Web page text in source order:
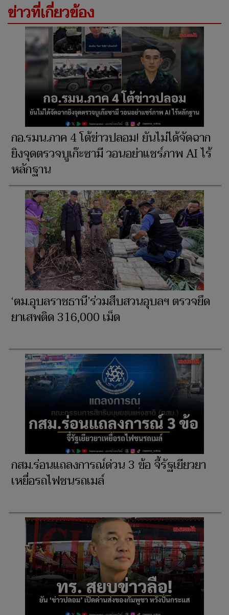
ข่าวที่เกี่ยวข้อง
กอ.รมน.ภาค 4 โต้ข่าวปลอม! ยันไม่ได้จัดฉาก
ยิงจุดตรวจบูเก๊ะซามี วอนอย่าแชร์ภาพ AI ไร้
หลักฐาน
‘ตม.อุบลราชธานี’ร่วมสืบสวนอุบลฯ ตรวจยึด
ยาเสพติด 316,000 เม็ด
กสม.ร่อนแถลงการณ์ด่วน 3 ข้อ จี้รัฐเยียวยา
เหยื่อรถไฟชนรถเมล์